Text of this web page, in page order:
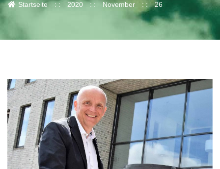
Startseite 2020 November 26